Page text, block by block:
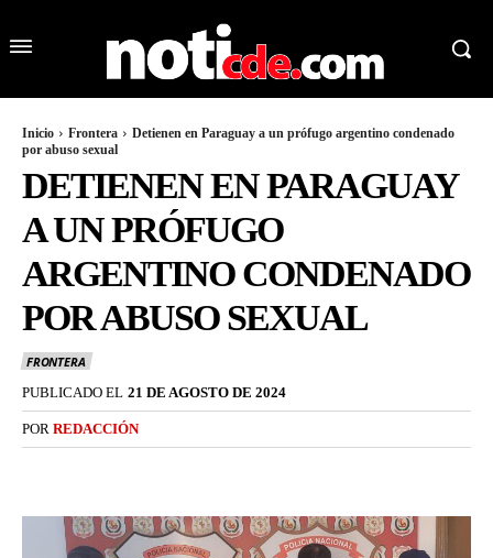
Inicio Frontera
Detienen en Paraguay a un prófugo argentino condenado
por abuso sexual
DETIENEN EN PARAGUAY
A UN PRÓFUGO
ARGENTINO CONDENADO
POR ABUSO SEXUAL
FRONTERA
PUBLICADO EL 21 DE AGOSTO DE 2024
POR REDACCIÓN